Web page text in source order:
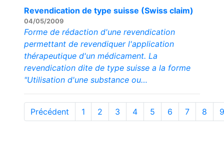
Revendication de type suisse (Swiss claim)
04/05/2009
Forme de rédaction d'une revendication
permettant de revendiquer l'application
thérapeutique d'un médicament. La
revendication dite de type suisse a la forme
"Utilisation d'une substance ou…
Précédent 1 2 3 4 5 6 7 8 9